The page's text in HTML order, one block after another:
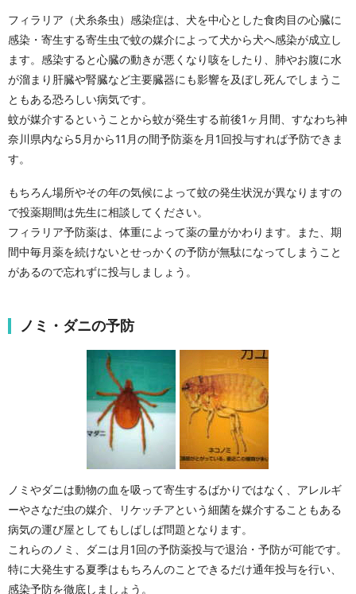
フィラリア（犬糸条虫）感染症は、犬を中心とした食肉目の心臓に
感染・寄生する寄生虫で蚊の媒介によって犬から犬へ感染が成立し
ます。感染すると心臓の動きが悪くなり咳をしたり、肺やお腹に水
が溜まり肝臓や腎臓など主要臓器にも影響を及ぼし死んでしまうこ
ともある恐ろしい病気です。
蚊が媒介するということから蚊が発生する前後1ヶ月間、すなわち神
奈川県内なら5月から11月の間予防薬を月1回投与すれば予防できま
す。
もちろん場所やその年の気候によって蚊の発生状況が異なりますの
で投薬期間は先生に相談してください。
フィラリア予防薬は、体重によって薬の量がかわります。また、期
間中毎月薬を続けないとせっかくの予防が無駄になってしまうこと
があるので忘れずに投与しましょう。
ノミ・ダニの予防
ノミやダニは動物の血を吸って寄生するばかりではなく、アレルギ
ーやさなだ虫の媒介、リケッチアという細菌を媒介することもある
病気の運び屋としてもしばしば問題となります。
これらのノミ、ダニは月1回の予防薬投与で退治・予防が可能です。
特に大発生する夏季はもちろんのことできるだけ通年投与を行い、
感染予防を徹底しましょう。